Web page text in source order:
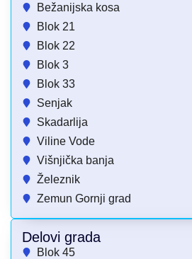
Bežanijska kosa
Blok 21
Blok 22
Blok 3
Blok 33
Senjak
Skadarlija
Viline Vode
Višnjička banja
Železnik
Zemun Gornji grad
Delovi grada
Blok 45